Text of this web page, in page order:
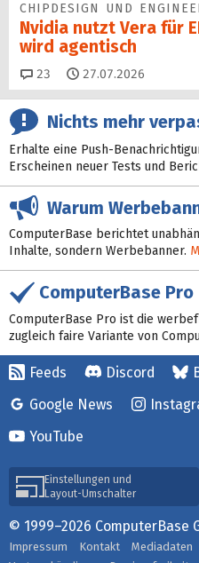
CHIPDESIGN UND
Nvidia nutzt Vera für
wird agentisch
23 Kommentare
27.07.2026
Nichts mehr
Erhalte eine Push-
Erscheinen neuer Tests und
Warum
ComputerBase berichtet
Inhalte, sondern Werbebanner.
ComputerBase Pro
ComputerBase Pro ist die
zugleich faire Variante von
Feeds Discord
Google News
YouTube
Einstellungen und
Layout-Umschalter
© 1999–2026 ComputerBase
Impressum Kontakt Mediadaten